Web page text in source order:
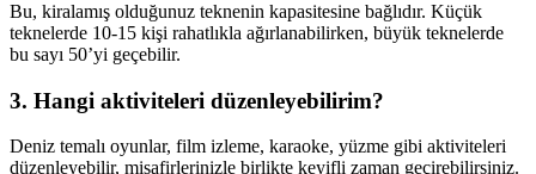
Bu, kiralamış olduğunuz teknenin kapasitesine bağlıdır. Küçük
teknelerde 10-15 kişi rahatlıkla ağırlanabilirken, büyük teknelerde
bu sayı 50’yi geçebilir.
3. Hangi aktiviteleri düzenleyebilirim?
Deniz temalı oyunlar, film izleme, karaoke, yüzme gibi aktiviteleri
düzenleyebilir, misafirlerinizle birlikte keyifli zaman geçirebilirsiniz.